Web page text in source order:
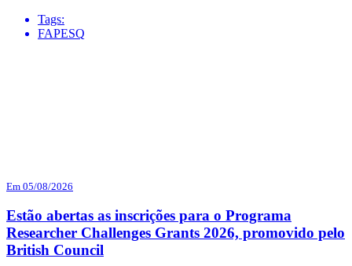
Tags:
FAPESQ
Em 05/08/2026
Estão abertas as inscrições para o Programa
Researcher Challenges Grants 2026, promovido pelo
British Council